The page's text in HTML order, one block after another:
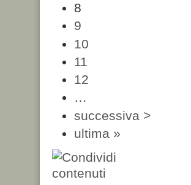
8
9
10
11
12
…
successiva >
ultima »